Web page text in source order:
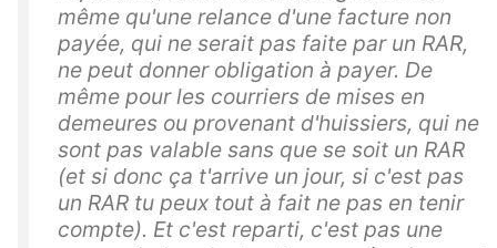
même qu'une relance d'une facture non
payée, qui ne serait pas faite par un RAR,
ne peut donner obligation à payer. De
même pour les courriers de mises en
demeures ou provenant d'huissiers, qui ne
sont pas valable sans que se soit un RAR
(et si donc ça t'arrive un jour, si c'est pas
un RAR tu peux tout à fait ne pas en tenir
compte). Et c'est reparti, c'est pas une